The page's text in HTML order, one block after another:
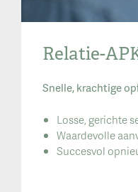
Relatie-
Snelle, krachtige
Losse, gerichte
Waardevolle
Succesvol